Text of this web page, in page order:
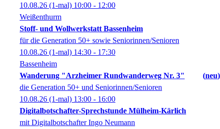
10.08.26 (1-mal) 10:00 - 12:00
Weißenthurm
Stoff- und Wollwerkstatt Bassenheim
für die Generation 50+ sowie Seniorinnen/Senioren
10.08.26 (1-mal) 14:30 - 17:30
Bassenheim
Wanderung "Arzheimer Rundwanderweg Nr. 3"
neu
die Generation 50+ und Seniorinnen/Senioren
10.08.26 (1-mal) 13:00 - 16:00
Digitalbotschafter-Sprechstunde Mülheim-Kärlich
mit Digitalbotschafter Ingo Neumann